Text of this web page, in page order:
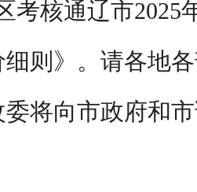
考核通辽市2025
则》。请各地
将向市政府和市